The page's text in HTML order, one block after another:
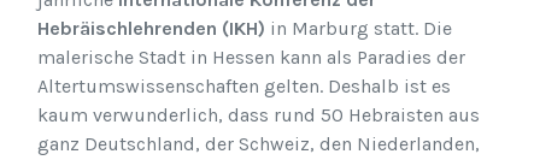
Hebräischlehrenden (IKH) in Marburg statt. Die
malerische Stadt in Hessen kann als Paradies der
Altertumswissenschaften gelten. Deshalb ist es
kaum verwunderlich, dass rund 50 Hebraisten aus
ganz Deutschland, der Schweiz, den Niederlanden,